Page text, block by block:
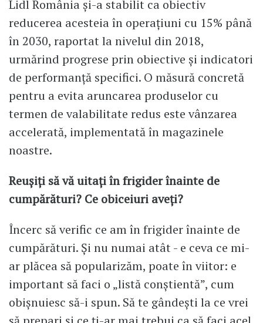
Lidl România și-a stabilit ca obiectiv
reducerea acesteia în operațiuni cu 15% până
în 2030, raportat la nivelul din 2018,
urmărind progrese prin obiective și indicatori
de performanță specifici. O măsură concretă
pentru a evita aruncarea produselor cu
termen de valabilitate redus este vânzarea
accelerată, implementată în magazinele
noastre.
Reușiți să vă uitați în frigider înainte de
cumpărături? Ce obiceiuri aveți?
Încerc să verific ce am în frigider înainte de
cumpărături. Și nu numai atât - e ceva ce mi-
ar plăcea să popularizăm, poate în viitor: e
important să faci o „listă conștientă”, cum
obișnuiesc să-i spun. Să te gândești la ce vrei